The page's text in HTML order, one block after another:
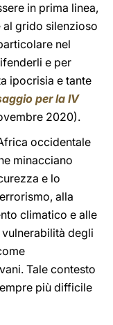
in prima linea,
al grido silenzioso
nel
e per
ipocrisia e tante
per la IV
2020).
occidentale
minacciano
e lo
alla
climatico e alle
degli
Tale contesto
più difficile